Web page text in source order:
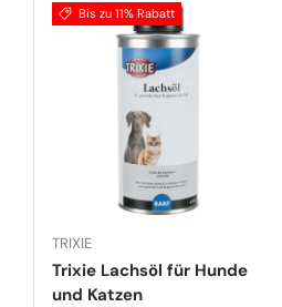
Bis zu 11% Rabatt
TRIXIE
Trixie Lachsöl für Hunde
und Katzen